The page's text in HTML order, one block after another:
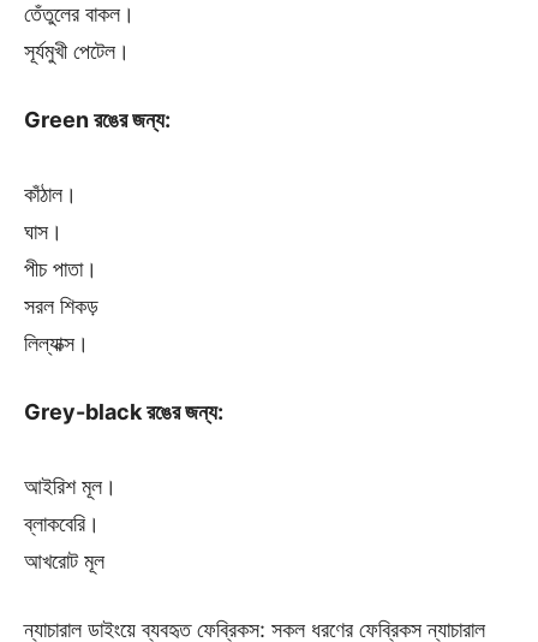
তেঁতুলের বাকল।
সূর্যমুখী পেটেল।
Green রঙের জন্য:
কাঁঠাল।
ঘাস।
পীচ পাতা।
সরল শিকড়
লিল্যাক্স।
Grey-black রঙের জন্য:
আইরিশ মূল।
ব্লাকবেরি।
আখরোট মূল
ন্যাচারাল ডাইংয়ে ব্যবহৃত ফেব্রিকস: সকল ধরণের ফেব্রিকস ন্যাচারাল